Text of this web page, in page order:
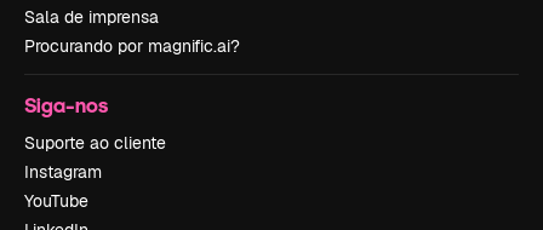
Sala de imprensa
Procurando por magnific.ai?
Siga-nos
Suporte ao cliente
Instagram
YouTube